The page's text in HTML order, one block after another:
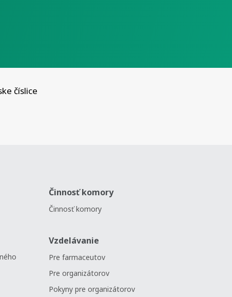
číslice
Činnosť komory
Činnosť komory
Vzdelávanie
Pre farmaceutov
Pre organizátorov
Pokyny pre organizátorov